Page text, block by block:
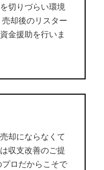
切りづらい環境
却後のリスター
金援助を行いま
却にならなくて
収支改善のご提
ロだからこそで